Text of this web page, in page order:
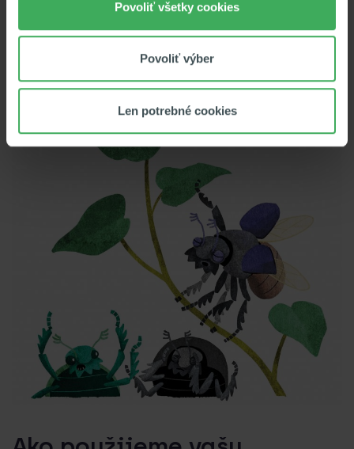
Povoliť všetky cookies
Povoliť výber
Len potrebné cookies